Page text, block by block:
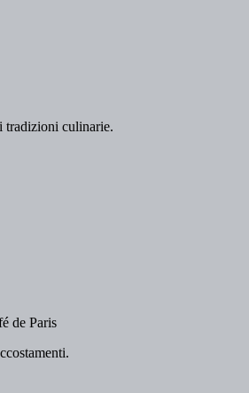
tradizioni culinarie.
de Paris